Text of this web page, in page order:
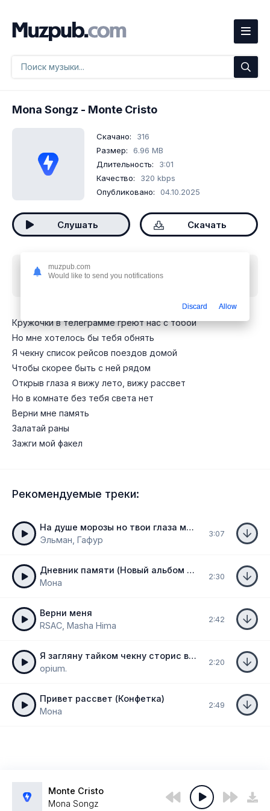
Mona Songz - Monte Cristo
Скачано:
316
Размер:
6.96 MB
Длительность:
3:01
Качество:
320 kbps
Опубликовано:
04.10.2025
Слушать Скачать
Скачать песню
Кружочки в телеграмме греют нас с тобой
Но мне хотелось бы тебя обнять
Я чекну список рейсов поездов домой
Чтобы скорее быть с ней рядом
Открыв глаза я вижу лето, вижу рассвет
Но в комнате без тебя света нет
Верни мне память
Залатай раны
Зажги мой факел
Рекомендуемые треки:
На душе морозы но твои глаза меня греют греют
Эльман, Гафур
3:07
Дневник памяти (Новый альбом 2024)
Мона
2:30
Верни меня
RSAC, Masha Hima
2:42
Я загляну тайком чекну сторис вы вдвоем
opium.
2:20
Привет рассвет (Конфетка)
Мона
2:49
Monte Cristo
Mona Songz
muzpub.com
Would like to send you notifications
Discard Allow